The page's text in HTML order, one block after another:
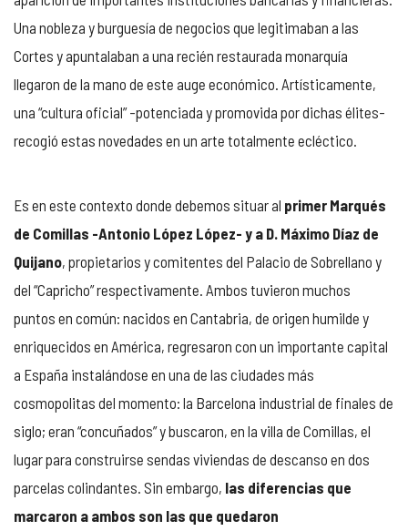
Una nobleza y burguesía de negocios que legitimaban a las
Cortes y apuntalaban a una recién restaurada monarquía
llegaron de la mano de este auge económico. Artísticamente,
una “cultura oficial” -potenciada y promovida por dichas élites-
recogió estas novedades en un arte totalmente ecléctico.
Es en este contexto donde debemos situar al primer Marqués
de Comillas -Antonio López López- y a D. Máximo Díaz de
Quijano, propietarios y comitentes del Palacio de Sobrellano y
del “Capricho” respectivamente. Ambos tuvieron muchos
puntos en común: nacidos en Cantabria, de origen humilde y
enriquecidos en América, regresaron con un importante capital
a España instalándose en una de las ciudades más
cosmopolitas del momento: la Barcelona industrial de finales de
siglo; eran “concuñados” y buscaron, en la villa de Comillas, el
lugar para construirse sendas viviendas de descanso en dos
parcelas colindantes. Sin embargo, las diferencias que
marcaron a ambos son las que quedaron